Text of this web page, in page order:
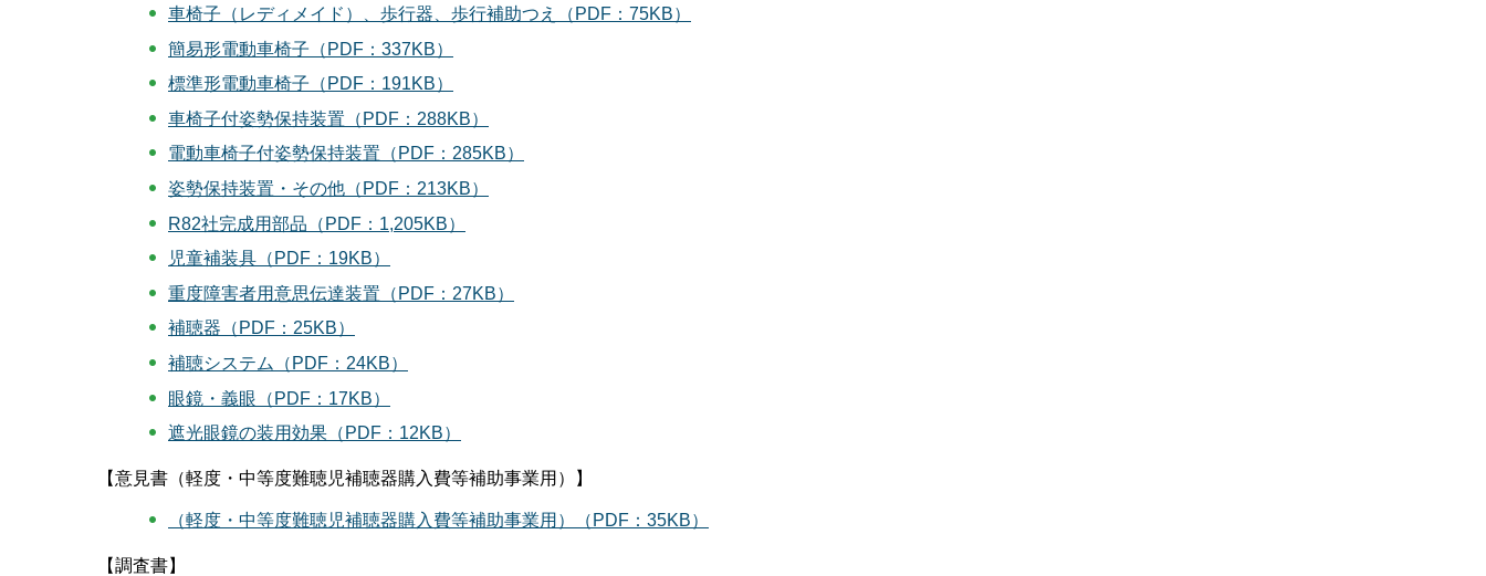
車椅子（レディメイド）、歩行器、歩行補助つえ（PDF：75KB）
簡易形電動車椅子（PDF：337KB）
標準形電動車椅子（PDF：191KB）
車椅子付姿勢保持装置（PDF：288KB）
電動車椅子付姿勢保持装置（PDF：285KB）
姿勢保持装置・その他（PDF：213KB）
R82社完成用部品（PDF：1,205KB）
児童補装具（PDF：19KB）
重度障害者用意思伝達装置（PDF：27KB）
補聴器（PDF：25KB）
補聴システム（PDF：24KB）
眼鏡・義眼（PDF：17KB）
遮光眼鏡の装用効果（PDF：12KB）
【意見書（軽度・中等度難聴児補聴器購入費等補助事業用）】
（軽度・中等度難聴児補聴器購入費等補助事業用）（PDF：35KB）
【調査書】